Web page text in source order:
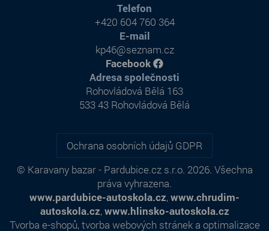
Ochrana osobních údajů GDPR
© Karavany bazar - Pardubice.cz s.r.o. 2026. Všechna
práva vyhrazena.
www.pardubice-autoskola.cz,www.chrudim-
autoskola.cz,www.hlinsko-autoskola.cz
Tvorba e-shopů,tvorba webových stráneka optimalizace
Adresa společnosti
Rohovládová Bělá 163
533 43 Rohovládová Bělá
Telefon
+420 604 760 364
E-mail
kp46@seznam.cz
Facebook